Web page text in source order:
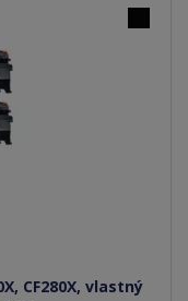
CF280X, vlastný